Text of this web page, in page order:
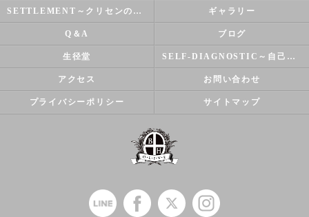
SETTLEMENT～クリセンのズバリ解決シリーズ～ ギャラリー
Q＆A ブログ
生径堂 SELF-DIAGNOSTIC～自己診断～
アクセス お問い合わせ
プライバシーポリシー サイトマップ